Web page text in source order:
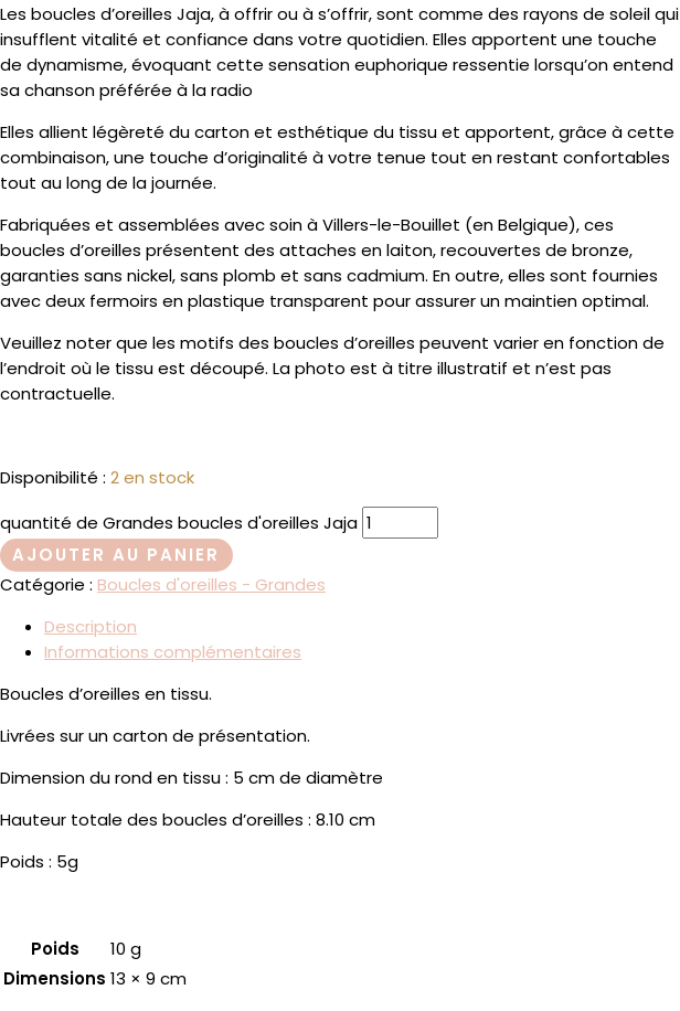
Les boucles d’oreilles Jaja, à offrir ou à s’offrir, sont comme des rayons de soleil qui
insufflent vitalité et confiance dans votre quotidien. Elles apportent une touche
de dynamisme, évoquant cette sensation euphorique ressentie lorsqu’on entend
sa chanson préférée à la radio
Elles allient légèreté du carton et esthétique du tissu et apportent, grâce à cette
combinaison, une touche d’originalité à votre tenue tout en restant confortables
tout au long de la journée.
Fabriquées et assemblées avec soin à Villers-le-Bouillet (en Belgique), ces
boucles d’oreilles présentent des attaches en laiton, recouvertes de bronze,
garanties sans nickel, sans plomb et sans cadmium. En outre, elles sont fournies
avec deux fermoirs en plastique transparent pour assurer un maintien optimal.
Veuillez noter que les motifs des boucles d’oreilles peuvent varier en fonction de
l’endroit où le tissu est découpé. La photo est à titre illustratif et n’est pas
contractuelle.
Disponibilité : 2 en stock
quantité de Grandes boucles d'oreilles Jaja
AJOUTER AU PANIER
Catégorie : Boucles d'oreilles - Grandes
Description
Informations complémentaires
Boucles d’oreilles en tissu.
Livrées sur un carton de présentation.
Dimension du rond en tissu : 5 cm de diamètre
Hauteur totale des boucles d’oreilles : 8.10 cm
Poids : 5g
Poids
10 g
Dimensions 13 × 9 cm